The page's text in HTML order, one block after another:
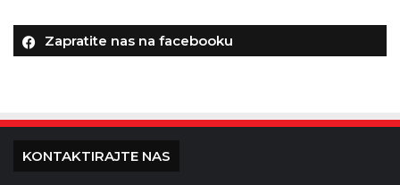
Zapratite nas na facebooku
KONTAKTIRAJTE NAS